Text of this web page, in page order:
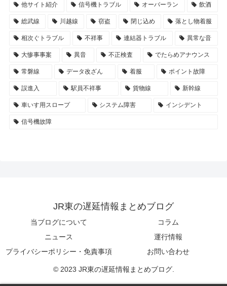
他サイト紹介 信号機トラブル オーバーラン 飲酒
総武線 川越線 窃盗 閉じ込め 落とし物着服
相次ぐトラブル 不祥事 連結器トラブル 異常な音
大惨事事案 異音 不正検査 でたらめアナウンス
常磐線 データ改ざん 着服 ポイント故障
誤進入 駅員不祥事 貨物線 新幹線
車いす用スロープ システム障害 インシデント
信号機故障
JR東の遅延情報まとめブログ
当ブログについて
コラム
ニュース
運行情報
プライバシーポリシー・免責事項
お問い合わせ
© 2023 JR東の遅延情報まとめブログ.